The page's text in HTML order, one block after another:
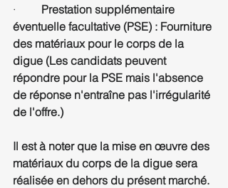
· Prestation supplémentaire
éventuelle facultative (PSE) : Fourniture
des matériaux pour le corps de la
digue (Les candidats peuvent
répondre pour la PSE mais l'absence
de réponse n'entraîne pas l'irrégularité
de l'offre.)
Il est à noter que la mise en œuvre des
matériaux du corps de la digue sera
réalisée en dehors du présent marché.